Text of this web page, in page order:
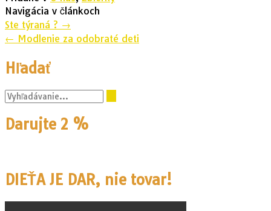
Navigácia v článkoch
Ste týraná ? →
← Modlenie za odobraté deti
Hľadať
Darujte 2 %
DIEŤA JE DAR, nie tovar!